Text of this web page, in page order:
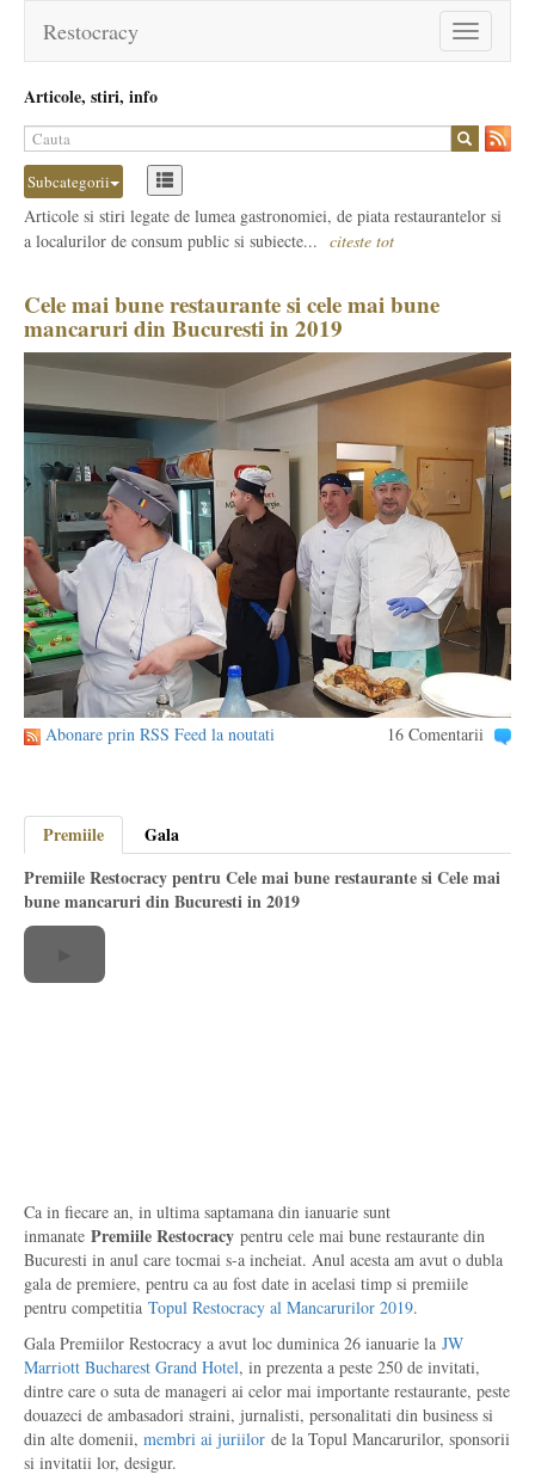
Toggle
navigation
Restocracy
Articole, stiri, info
Subcategorii
Articole si stiri legate de lumea gastronomiei, de piata restaurantelor si
a localurilor de consum public si subiecte... citeste tot
Cele mai bune restaurante si cele mai bune
mancaruri din Bucuresti in 2019
Abonare prin RSS Feed la noutati 16 Comentarii
Premiile
Gala
Premiile Restocracy pentru Cele mai bune restaurante si Cele mai
bune mancaruri din Bucuresti in 2019
Ca in fiecare an, in ultima saptamana din ianuarie sunt
inmanate Premiile Restocracy pentru cele mai bune restaurante din
Bucuresti in anul care tocmai s-a incheiat. Anul acesta am avut o dubla
gala de premiere, pentru ca au fost date in acelasi timp si premiile
pentru competitia Topul Restocracy al Mancarurilor 2019.
Gala Premiilor Restocracy a avut loc duminica 26 ianuarie la JW
Marriott Bucharest Grand Hotel, in prezenta a peste 250 de invitati,
dintre care o suta de manageri ai celor mai importante restaurante, peste
douazeci de ambasadori straini, jurnalisti, personalitati din business si
din alte domenii, membri ai juriilor de la Topul Mancarurilor, sponsorii
si invitatii lor, desigur.